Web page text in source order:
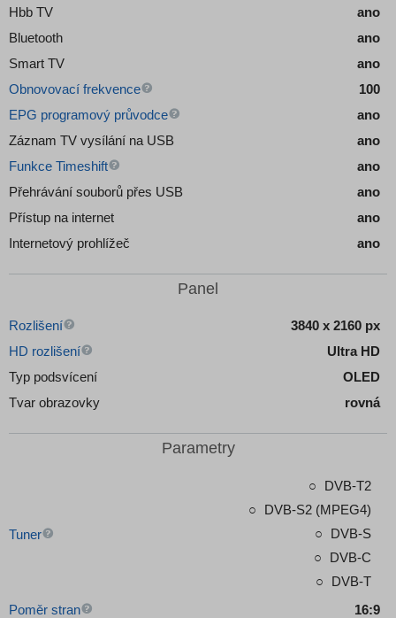
Hbb TV
ano
Bluetooth
ano
Smart TV
ano
Obnovovací frekvence
100
EPG programový průvodce
ano
Záznam TV vysílání na USB
ano
Funkce Timeshift
ano
Přehrávání souborů přes USB
ano
Přístup na internet
ano
Internetový prohlížeč
ano
Panel
Rozlišení
3840 x 2160 px
HD rozlišení
Ultra HD
Typ podsvícení
OLED
Tvar obrazovky
rovná
Parametry
Tuner
DVB-T2
DVB-S2 (MPEG4)
DVB-S
DVB-C
DVB-T
Poměr stran
16:9